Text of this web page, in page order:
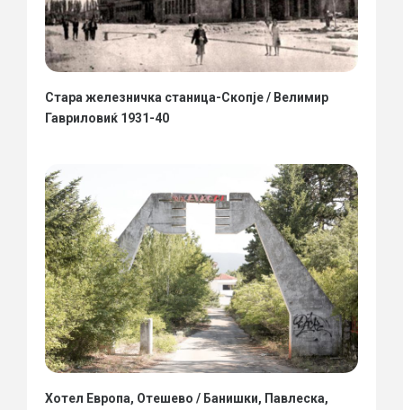
Стара железничка станица-Скопје / Велимир
Гавриловиќ 1931-40
Хотел Европа, Отешево / Банишки, Павлеска,